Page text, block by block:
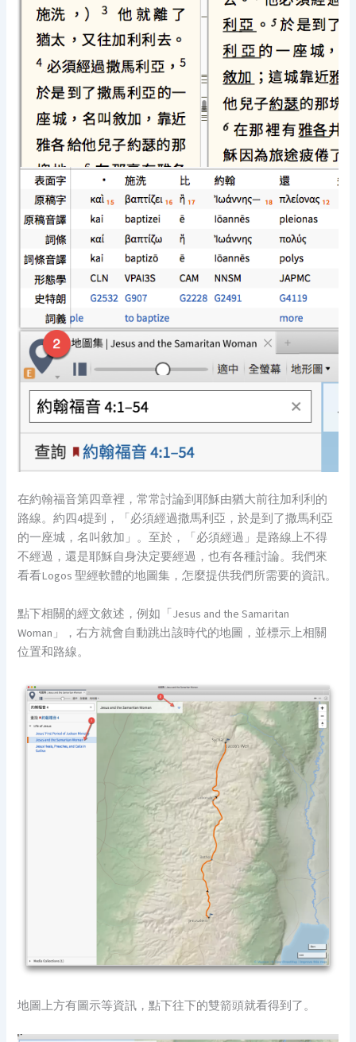
在約翰福音第四章裡，常常討論到耶穌由猶大前往加利利的
路線。約四4提到，「必須經過撒馬利亞，於是到了撒馬利亞
的一座城，名叫敘加」。至於，「必須經過」是路線上不得
不經過，還是耶穌自身決定要經過，也有各種討論。我們來
看看Logos 聖經軟體的地圖集，怎麼提供我們所需要的資訊。
點下相關的經文敘述，例如「Jesus and the Samaritan
Woman」，右方就會自動跳出該時代的地圖，並標示上相關
位置和路線。
地圖上方有圖示等資訊，點下往下的雙箭頭就看得到了。